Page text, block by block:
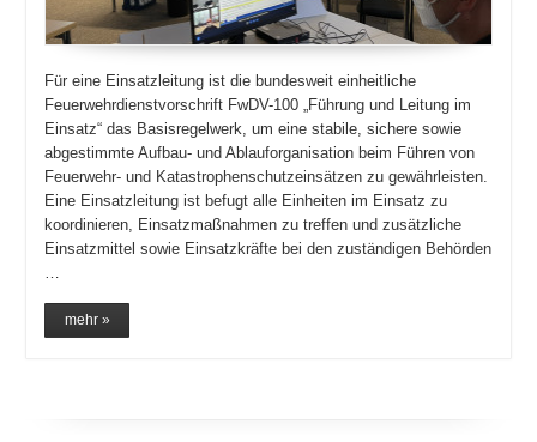
Für eine Einsatzleitung ist die bundesweit einheitliche
Feuerwehrdienstvorschrift FwDV-100 „Führung und Leitung im
Ein­satz“ das Basisregelwerk, um eine stabile, sichere sowie
abgestimmte Aufbau- und Ablauforganisation beim Führen von
Feuerwehr- und Katastrophenschutzeinsätzen zu gewährleisten.
Eine Einsatzleitung ist befugt alle Einheiten im Einsatz zu
koordinieren, Einsatzmaßnahmen zu treffen und zusätzliche
Einsatzmittel sowie Einsatzkräfte bei den zuständigen Behörden
…
mehr »